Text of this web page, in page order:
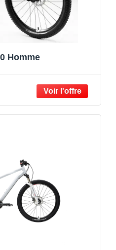
Homme